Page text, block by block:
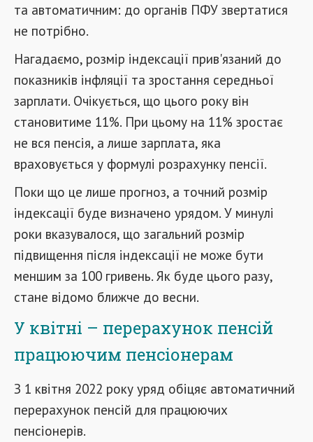
та автоматичним: до органів ПФУ звертатися
не потрібно.
Нагадаємо, розмір індексації прив'язаний до
показників інфляції та зростання середньої
зарплати. Очікується, що цього року він
становитиме 11%. При цьому на 11% зростає
не вся пенсія, а лише зарплата, яка
враховується у формулі розрахунку пенсії.
Поки що це лише прогноз, а точний розмір
індексації буде визначено урядом. У минулі
роки вказувалося, що загальний розмір
підвищення після індексації не може бути
меншим за 100 гривень. Як буде цього разу,
стане відомо ближче до весни.
У квітні – перерахунок пенсій
працюючим пенсіонерам
З 1 квітня 2022 року уряд обіцяє автоматичний
перерахунок пенсій для працюючих
пенсіонерів.